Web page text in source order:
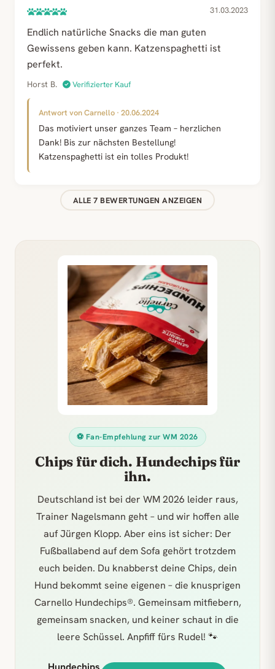
31.03.2023
Endlich natürliche Snacks die man guten
Gewissens geben kann. Katzenspaghetti ist
perfekt.
Horst B. Verifizierter Kauf
Antwort von Carnello · 20.06.2024
Das motiviert unser ganzes Team – herzlichen
Dank! Bis zur nächsten Bestellung!
Katzenspaghetti ist ein tolles Produkt!
ALLE 7 BEWERTUNGEN ANZEIGEN
⚽ Fan-Empfehlung zur WM 2026
Chips für dich. Hundechips für
ihn.
Deutschland ist bei der WM 2026 leider raus,
Trainer Nagelsmann geht – und wir hoffen alle
auf Jürgen Klopp. Aber eins ist sicher: Der
Fußballabend auf dem Sofa gehört trotzdem
euch beiden. Du knabberst deine Chips, dein
Hund bekommt seine eigenen – die knusprigen
Carnello Hundechips®. Gemeinsam mitfiebern,
gemeinsam snacken, und keiner schaut in die
leere Schüssel. Anpfiff fürs Rudel! 🐾